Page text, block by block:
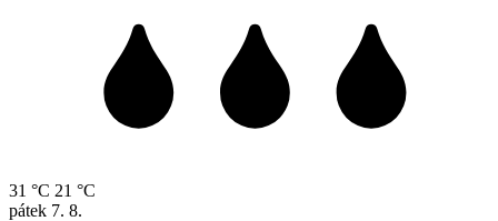
31 °C 21 °C
pátek 7. 8.